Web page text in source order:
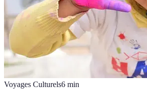
Voyages Culturels6 min